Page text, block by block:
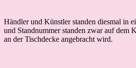
Händler und Künstler standen diesmal in
und Standnummer standen zwar auf dem
an der Tischdecke angebracht wird.